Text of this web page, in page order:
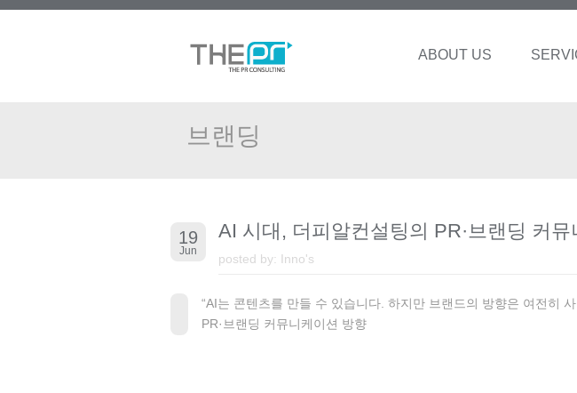
ABOUT US
브랜딩
19
Jun
AI 시대, 더피알컨설팅의 PR·브랜딩 커
posted by: Inno's
“AI는 콘텐츠를 만들 수 있습니다. 하지만 브랜드의 방향은 여전히
PR·브랜딩 커뮤니케이션 방향